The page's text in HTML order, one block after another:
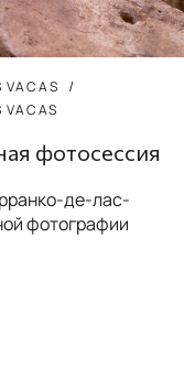
VACAS
VACAS
фотосессия
де-лас-
фотографии